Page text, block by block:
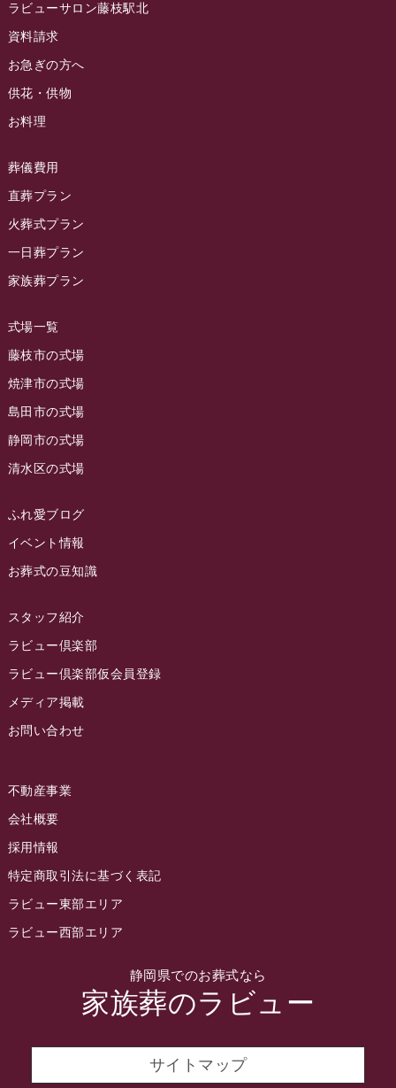
静岡県でのお葬式なら
家族葬のラビュー
サイトマップ
ラビューサロン藤枝駅北
資料請求
お急ぎの方へ
供花・供物
お料理
葬儀費用
直葬プラン
火葬式プラン
一日葬プラン
家族葬プラン
式場一覧
藤枝市の式場
焼津市の式場
島田市の式場
静岡市の式場
清水区の式場
ふれ愛ブログ
イベント情報
お葬式の豆知識
スタッフ紹介
ラビュー倶楽部
ラビュー倶楽部仮会員登録
メディア掲載
お問い合わせ
不動産事業
会社概要
採用情報
特定商取引法に基づく表記
ラビュー東部エリア
ラビュー西部エリア